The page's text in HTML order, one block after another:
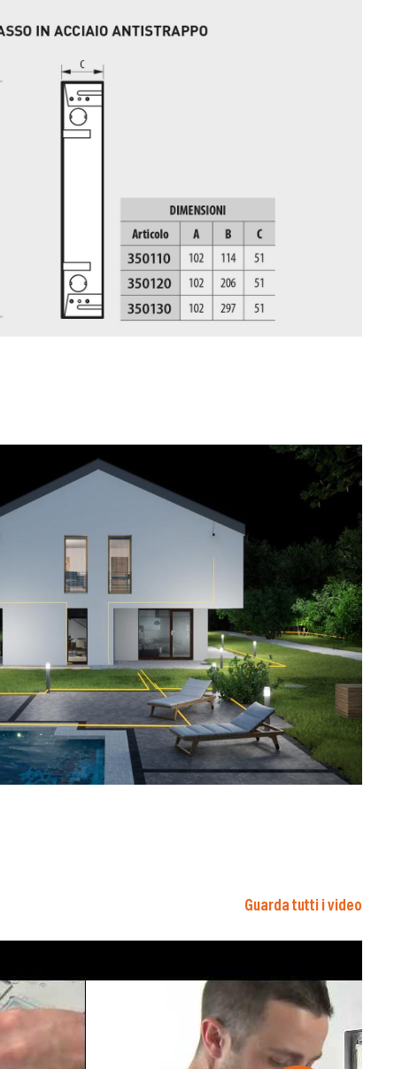
Guarda tutti i video